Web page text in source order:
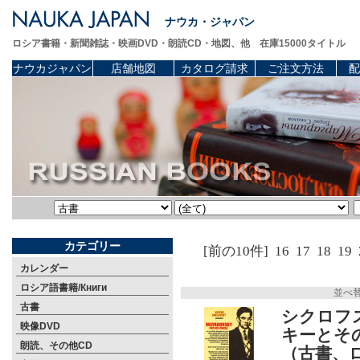
ナウカ・ジャパン
ロシア書籍・新聞雑誌・映画DVD・朗読CD・地図、他 在庫15000タイトル
ナウカジャパン 店舗地図 カタログ請求 ご注文方法
カテゴリー
カレンダー
ロシア語書籍/Книги
古書
映像DVD
朗読、その他CD
[前の10件] 16 17 18 19
並べ
シクロフ
キーとそ
（古書